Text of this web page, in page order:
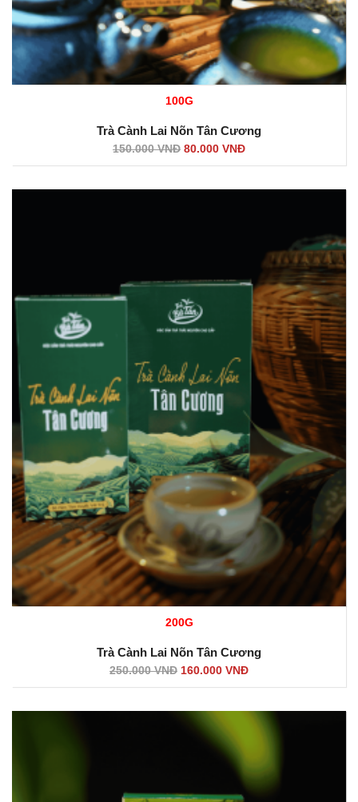
100G
Trà Cành Lai Nõn Tân Cương
150.000VNĐ 80.000 VNĐ
200G
Trà Cành Lai Nõn Tân Cương
250.000VNĐ 160.000 VNĐ